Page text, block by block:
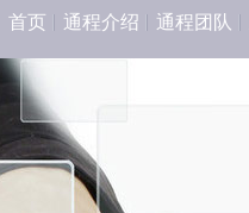
首页 通程介绍 通程团队